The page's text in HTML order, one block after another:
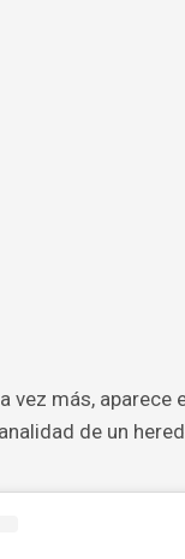
vez más,
de un